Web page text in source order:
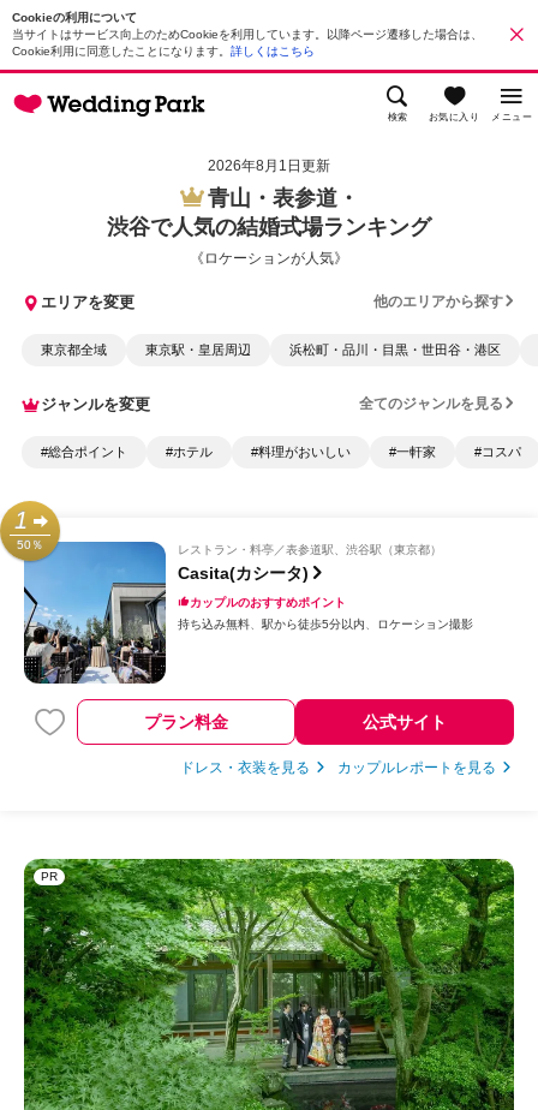
Cookieの利用について
当サイトはサービス向上のためCookieを利用しています。以降ページ遷移した場合は、
Cookie利用に同意したことになります。 詳しくはこちら
検索 お気に入り メニュー
2026年8月1日更新
青山・表参道・
渋谷で人気の結婚式場ランキング
《ロケーションが人気》
エリアを変更 他のエリアから探す
東京都全域 東京駅・皇居周辺 浜松町・品川・目黒・世田谷・港区
ジャンルを変更 全てのジャンルを見る
#総合ポイント #ホテル #料理がおいしい #一軒家 #コスパ
1
50％ レストラン・料亭 表参道駅、渋谷駅（東京都）
Casita(カシータ)
カップルのおすすめポイント
持ち込み無料
駅から徒歩5分以内 ロケーション撮影
プラン料金 公式サイト
ドレス・衣装を見る カップルレポートを見る
PR